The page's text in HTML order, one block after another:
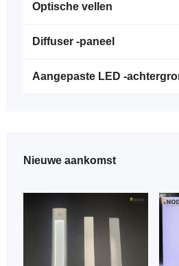
Optische vellen
Diffuser -paneel
Aangepaste LED -
Nieuwe aankomst